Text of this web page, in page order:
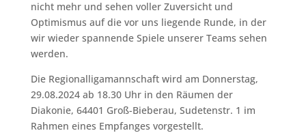
nicht mehr und sehen voller Zuversicht und
Optimismus auf die vor uns liegende Runde, in der
wir wieder spannende Spiele unserer Teams sehen
werden.
Die Regionalligamannschaft wird am Donnerstag,
29.08.2024 ab 18.30 Uhr in den Räumen der
Diakonie, 64401 Groß-Bieberau, Sudetenstr. 1 im
Rahmen eines Empfanges vorgestellt.